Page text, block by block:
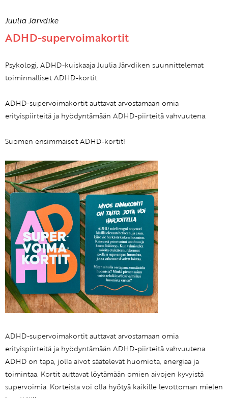
Juulia Järvdike
ADHD-supervoimakortit
Psykologi, ADHD-kuiskaaja Juulia Järvdiken suunnittelemat
toiminnalliset ADHD-kortit.
ADHD-supervoimakortit auttavat arvostamaan omia
erityispiirteitä ja hyödyntämään ADHD-piirteitä vahvuutena.
Suomen ensimmäiset ADHD-kortit!
ADHD-supervoimakortit auttavat arvostamaan omia
erityispiirteitä ja hyödyntämään ADHD-piirteitä vahvuutena.
ADHD on tapa, jolla aivot säätelevät huomiota, energiaa ja
toimintaa. Kortit auttavat löytämään omien aivojen kyvyistä
supervoimia. Korteista voi olla hyötyä kaikille levottoman mielen